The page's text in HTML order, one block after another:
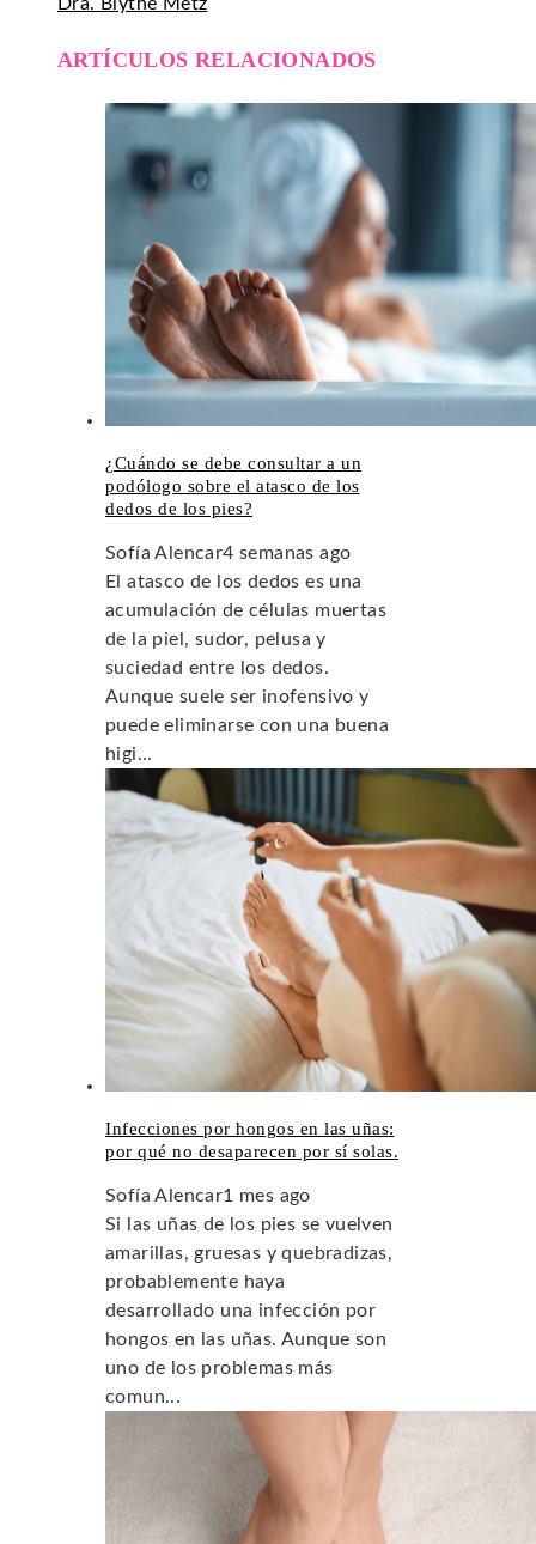
Dra. Blythe Metz
ARTÍCULOS RELACIONADOS
¿Cuándo se debe consultar a un
podólogo sobre el atasco de los
dedos de los pies?
Sofía Alencar4 semanas ago
El atasco de los dedos es una
acumulación de células muertas
de la piel, sudor, pelusa y
suciedad entre los dedos.
Aunque suele ser inofensivo y
puede eliminarse con una buena
higi...
Infecciones por hongos en las uñas:
por qué no desaparecen por sí solas.
Sofía Alencar1 mes ago
Si las uñas de los pies se vuelven
amarillas, gruesas y quebradizas,
probablemente haya
desarrollado una infección por
hongos en las uñas. Aunque son
uno de los problemas más
comun...